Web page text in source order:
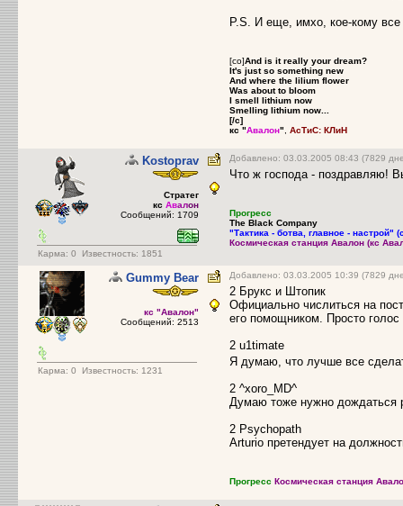
P.S. И еще, имхо, кое-кому
[co]And is it really your dream?
It's just so something new
And where the lilium flower
Was about to bloom
I smell lithium now
Smelling lithium now...
[/c]
кс "Авалон" АсТиС: КЛиН
Kostoprav
Стратег
кс Авалон
Сообщений: 1709
Карма: 0 Известность: 1851
Добавлено: 03.03.2005 08:43 (7829
Что ж господа - поздравляю!
Прогресс
The Black Company
"Тактика - ботва, главное - настрой"
Космическая станция Авалон (кс
Gummy Bear
кс "Авалон"
Сообщений: 2513
Карма: 0 Известность: 1231
Добавлено: 03.03.2005 10:39 (7829
2 Брукс и Штопик
Официально числиться на
его помощником. Просто голос
2 u1timate
Я думаю, что лучше все
2 ^xoro_MD^
Думаю тоже нужно дождаться
2 Psychopath
Arturio претендует на
Прогресс Космическая станция